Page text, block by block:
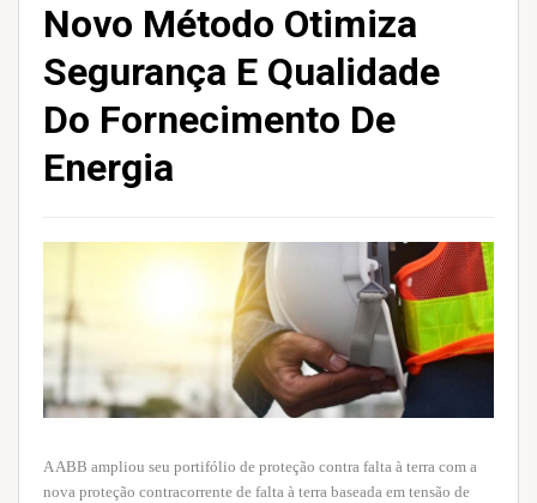
Novo Método Otimiza
Segurança E Qualidade
Do Fornecimento De
Energia
A ABB ampliou seu portifólio de proteção contra falta à terra com a
nova proteção contracorrente de falta à terra baseada em tensão de